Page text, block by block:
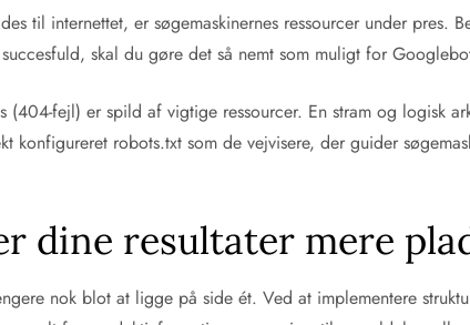
til internettet, er søgemaskinernes ressourcer under pres.
skal du gøre det så nemt som muligt for
fejl) er spild af vigtige ressourcer. En stram og logisk
konfigureret robots.txt som de vejvisere, der guider
dine resultater mere
nok blot at ligge på side ét. Ved at implementere